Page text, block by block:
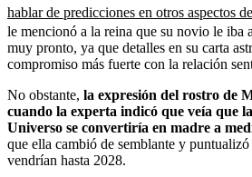
hablar de predicciones en otros aspectos
le mencionó a la reina que su novio le iba
muy pronto, ya que detalles en su carta
compromiso más fuerte con la relación
No obstante, la expresión del rostro de
cuando la experta indicó que veía que
Universo se convertiría en madre a
que ella cambió de semblante y puntualizó
vendrían hasta 2028.